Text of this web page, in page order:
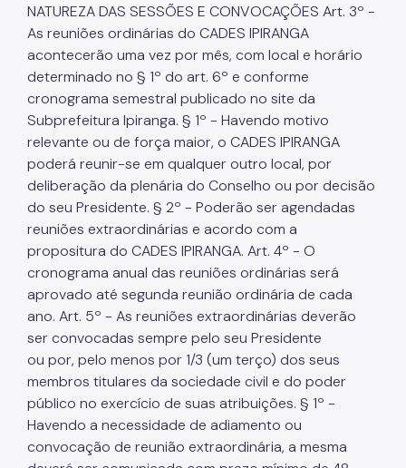
NATUREZA DAS SESSÕES E CONVOCAÇÕES Art. 3º -
As reuniões ordinárias do CADES IPIRANGA
acontecerão uma vez por mês, com local e horário
determinado no § 1º do art. 6º e conforme
cronograma semestral publicado no site da
Subprefeitura Ipiranga. § 1º - Havendo motivo
relevante ou de força maior, o CADES IPIRANGA
poderá reunir-se em qualquer outro local, por
deliberação da plenária do Conselho ou por decisão
do seu Presidente. § 2º - Poderão ser agendadas
reuniões extraordinárias e acordo com a
propositura do CADES IPIRANGA. Art. 4º - O
cronograma anual das reuniões ordinárias será
aprovado até segunda reunião ordinária de cada
ano. Art. 5º - As reuniões extraordinárias deverão
ser convocadas sempre pelo seu Presidente
ou por, pelo menos por 1/3 (um terço) dos seus
membros titulares da sociedade civil e do poder
público no exercício de suas atribuições. § 1º -
Havendo a necessidade de adiamento ou
convocação de reunião extraordinária, a mesma